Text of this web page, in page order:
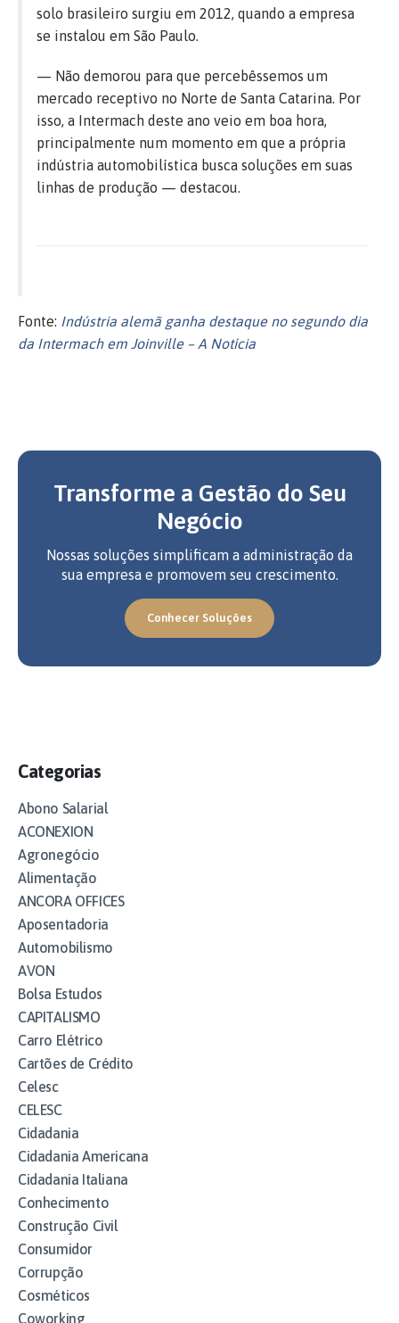
solo brasileiro surgiu em 2012, quando a empresa
se instalou em São Paulo.
— Não demorou para que percebêssemos um
mercado receptivo no Norte de Santa Catarina. Por
isso, a Intermach deste ano veio em boa hora,
principalmente num momento em que a própria
indústria automobilística busca soluções em suas
linhas de produção — destacou.
Fonte: Indústria alemã ganha destaque no segundo dia
da Intermach em Joinville – A Notícia
Transforme a Gestão do Seu
Negócio
Nossas soluções simplificam a administração da
sua empresa e promovem seu crescimento.
Conhecer Soluções
Categorias
Abono Salarial
ACONEXION
Agronegócio
Alimentação
ANCORA OFFICES
Aposentadoria
Automobilismo
AVON
Bolsa Estudos
CAPITALISMO
Carro Elétrico
Cartões de Crédito
Celesc
CELESC
Cidadania
Cidadania Americana
Cidadania Italiana
Conhecimento
Construção Civil
Consumidor
Corrupção
Cosméticos
Coworking